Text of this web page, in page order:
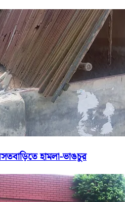
হামলা-ভাঙচুর